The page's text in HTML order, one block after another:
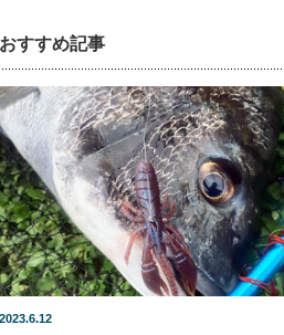
おすすめ記事
2023.6.12